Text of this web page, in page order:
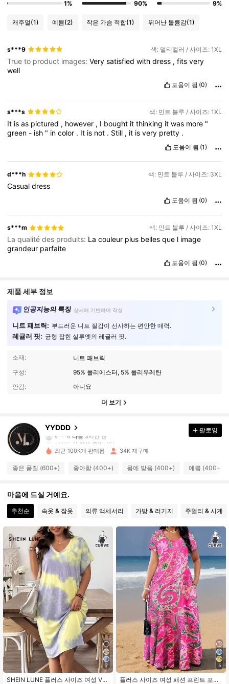
1%
90%
9%
캐주얼(1) 예쁨(2) 작은 가슴 적합(1) 뛰어난 볼륨감(1)
s***9 색: 멀티컬러 / 사이즈: 1XL
True to product images:Verysatisfiedwithdress ,fitsvery
well
도움이 됨 (0)
s***s 색: 민트 블루 / 사이즈: 1XL
It isas pictured , however , I bought itthinking itwas more "
green - ish " incolor . It is not . Still , it isvery pretty .
도움이 됨 (1)
d***h 색: 민트 블루 / 사이즈: 3XL
Casualdress
도움이 됨 (0)
s***m 색: 민트 블루 / 사이즈: 1XL
La qualité des produits: Lacouleur plus bellesque l image
grandeur parfaite
도움이 됨 (0)
제품 세부 정보
인공지능의 특징 상세에 기반하여 작성
니트 패브릭: 부드러운 니트 질감이 선사하는 편안한 매력.
레귤러 핏: 균형 잡힌 실루엣의 레귤러 핏.
소재:
니트 패브릭
구성:
95% 폴리에스터, 5% 폴리우레탄
안감:
아니요
더 보기
YYDDD
4.80
e***5 가 탐색 중입니다
4.80
4.80 5.2K 팔로워
4.80
4.80 5.2K 팔로워
4.80 5.2K 팔로워
4.80 5.2K 팔로워
4.80 5.2K 팔로워
4.80 5.2K 팔로워
4.80 5.2K 팔로워
팔로잉
최근 100K개 판매됨 34K 재구매
좋은 품질 (600+) 좋아함 (400+) 몸에 맞음 (400+) 예쁨 (400+)
마음에 드실 거예요.
추천순 속옷 & 잠옷 의류 액세서리 가방 & 러기지 주얼리 & 시계
7
SHEIN LUNE 플러스 사이즈 여성 V넥
5
플러스 사이즈 여성 패션 프린트 포켓